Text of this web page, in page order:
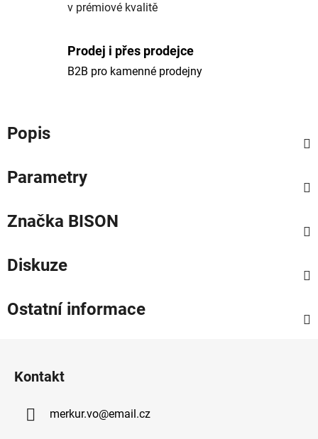
v prémiové kvalitě
Prodej i přes prodejce
B2B pro kamenné prodejny
Popis
Parametry
Značka BISON
Diskuze
Ostatní informace
Kontakt
merkur.vo@email.cz